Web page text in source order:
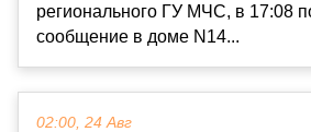
регионального ГУ МЧС, в 17:08
сообщение в доме N14...
02:00, 24 Авг